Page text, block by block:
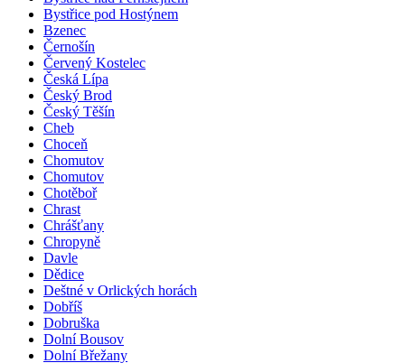
Bystřice pod Hostýnem
Bzenec
Černošín
Červený Kostelec
Česká Lípa
Český Brod
Český Těšín
Cheb
Choceň
Chomutov
Chomutov
Chotěboř
Chrast
Chrášťany
Chropyně
Davle
Dědice
Deštné v Orlických horách
Dobříš
Dobruška
Dolní Bousov
Dolní Břežany